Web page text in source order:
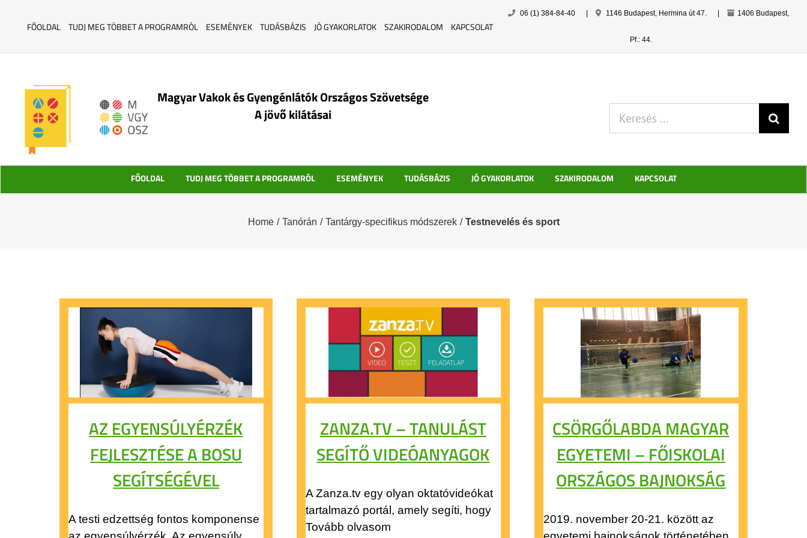
to
FŐOLDAL TUDJ MEG TÖBBET A PROGRAMRÓL ESEMÉNYEK TUDÁSBÁZIS JÓ GYAKORLATOK SZAKIRODALOM KAPCSOLAT
06 (1) 384-84-40 1146 Budapest, Hermina út 47. 1406 Budapest,
Pf.: 44.
Magyar Vakok és Gyengénlátók Országos Szövetsége
A jövő kilátásai
FŐOLDAL TUDJ MEG TÖBBET A PROGRAMRÓL ESEMÉNYEK TUDÁSBÁZIS JÓ GYAKORLATOK SZAKIRODALOM KAPCSOLAT
Home / Tanórán / Tantárgy-specifikus módszerek / Testnevelés és sport
AZ EGYENSÚLYÉRZÉK
FEJLESZTÉSE A BOSU
SEGÍTSÉGÉVEL
A testi edzettség fontos komponense
ZANZA.TV – TANULÁST
SEGÍTŐ VIDEÓANYAGOK
A Zanza.tv egy olyan oktatóvideókat
tartalmazó portál, amely segíti, hogy
Tovább olvasom
CSÖRGŐLABDA MAGYAR
EGYETEMI – FŐISKOLAI
ORSZÁGOS BAJNOKSÁG
2019. november 20-21. között az